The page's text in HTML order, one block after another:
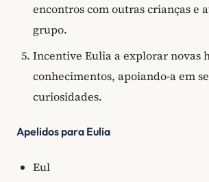
encontros com outras crianças e
grupo.
Incentive Eulia a explorar novas
conhecimentos, apoiando-a em
curiosidades.
Apelidos para Eulia
Eul